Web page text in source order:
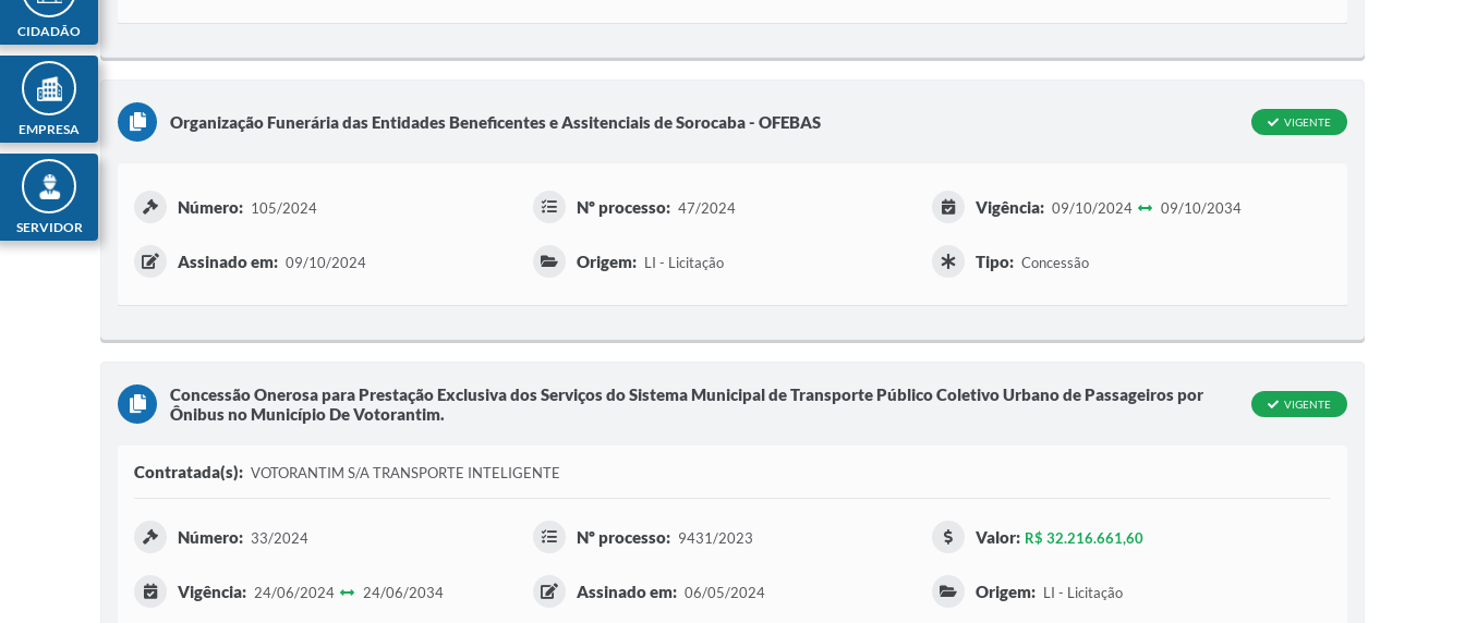
CIDADÃO
EMPRESA
SERVIDOR
Organização Funerária das Entidades Beneficentes e Assitenciais de Sorocaba - OFEBAS VIGENTE
Número: 105/2024 Nº processo: 47/2024 Vigência: 09/10/2024 09/10/2034
Assinado em: 09/10/2024 Origem: LI - Licitação Tipo: Concessão
Concessão Onerosa para Prestação Exclusiva dos Serviços do Sistema Municipal de Transporte Público Coletivo Urbano de Passageiros por
Ônibus no Município De Votorantim.
VIGENTE
Contratada(s): VOTORANTIM S/A TRANSPORTE INTELIGENTE
Número: 33/2024 Nº processo: 9431/2023 Valor: R$ 32.216.661,60
Vigência: 24/06/2024 24/06/2034 Assinado em: 06/05/2024 Origem: LI - Licitação